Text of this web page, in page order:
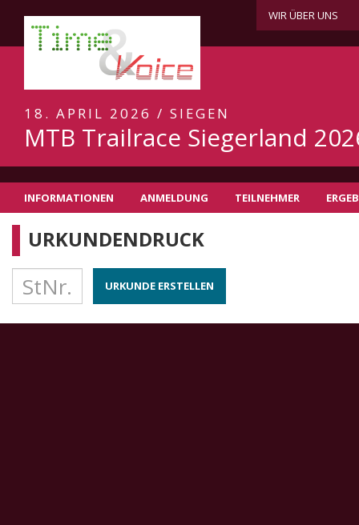
WIR ÜBER UNS
18. APRIL 2026 / SIEGEN
MTB Trailrace Siegerland
INFORMATIONEN ANMELDUNG TEILNEHMER
URKUNDENDRUCK
URKUNDE ERSTELLEN